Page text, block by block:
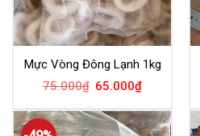
Mực Vòng Đông Lạnh 1kg
75.000₫ 65.000₫